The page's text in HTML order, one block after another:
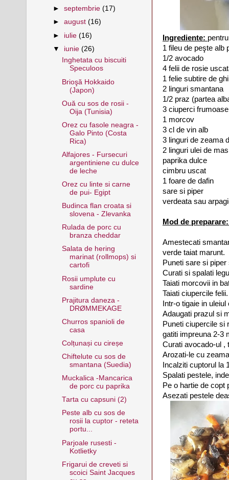
Ingrediente:
1 fileu de peşte alb
1/2 avocado
4 felii de rosie
1 felie subtire de
2 linguri smantana
1/2 praz (partea
3 ciuperci
1 morcov
3 cl de vin alb
3 linguri de zeama
2 linguri ulei de
paprika dulce
cimbru uscat
1 foare de dafin
sare si piper
verdeata sau
Mod de
Amestecati
verde taiat marunt.
Puneti sare si piper
Curati si spalati
Taiati morcovii in
Taiati ciupercile felii.
Intr-o tigaie in
Adaugati prazul si
Puneti ciupercile si
gatiti impreuna 2-3
Curati avocado-ul ,
Arozati-le cu
Incalziti cuptorul la
Spalati pestele,
Pe o hartie de copt
Asezati pestele
►septembrie(17)
►august(16)
► iulie(16)
▼ iunie(26)
Inghetata cu biscuiti
Speculoos
Brioşă Hokkaido
(Japon)
Ouă cu sos de rosii -
Oija (Tunisia)
Orez cu fasole neagra -
Galo Pinto (Costa
Rica)
Alfajores - Fursecuri
argentiniene cu dulce
de leche
Orez cu linte si carne
de pui- Egipt
Budinca flan croata si
slovena - Zlevanka
Rulada de porc cu
branza cheddar
Salata de hering
marinat (rollmops) si
cartofi
Rosii umplute cu
sardine
Prajitura daneza -
DRØMMEKAGE
Churros spanioli de
casa
Colțunași cu cireșe
Chiftelute cu sos de
smantana (Suedia)
Muckalica -Mancarica
de porc cu paprika
Tarta cu capsuni (2)
Peste alb cu sos de
rosii la cuptor - reteta
portu...
Parjoale rusesti -
Kotlietky
Frigarui de creveti si
scoici Saint Jacques